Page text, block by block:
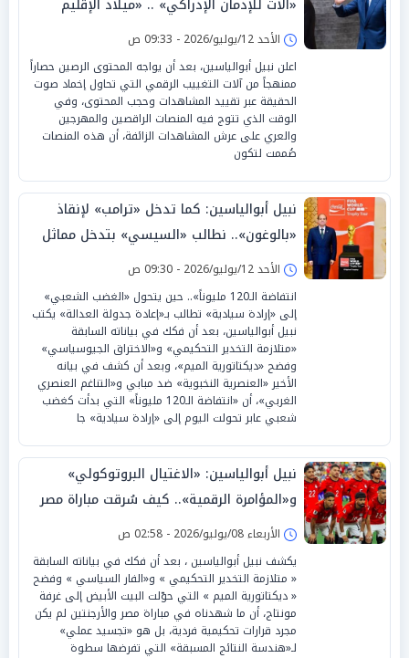
المحصن» الدوحة «تواجة العاصفة»
الأحد 12/يوليو/2026 - 09:33 ص
اعلن نبيل أبوالياسين، بعد أن يواجه المحتوى الرصين حصاراً
ممنهجاً من آلات التغييب الرقمي التي تحاول إخماد صوت
الحقيقة عبر تقييد المشاهدات وحجب المحتوى، وفي
الوقت الذي تتوج فيه المنصات الراقصين والمهرجين
والعري على عرش المشاهدات الزائفة، أن هذه المنصات
صُممت لتكون
نبيل أبوالياسين: كما تدخل «ترامب» لإنقاذ
«بالوغون».. نطالب «السيسي» بتدخل مماثل
لإعادة مباراة مصر
الأحد 12/يوليو/2026 - 09:30 ص
انتفاضة الـ120 مليوناً».. حين يتحول «الغضب الشعبي»
إلى «إرادة سيادية» تطالب بـ«إعادة جدولة العدالة» يكتب
نبيل أبوالياسين، بعد أن فكك في بياناته السابقة
«متلازمة التخدير التحكيمي» و«الاختراق الجيوسياسي»
وفضح «ديكتاتورية الميم»، وبعد أن كشف في بيانه
الأخير «العنصرية النخبوية» ضد مبابي و«التناغم العنصري
الغربي»، أن «انتفاضة الـ120 مليوناً» التي بدأت كغضب
شعبي عابر تحولت اليوم إلى «إرادة سيادية» جا
نبيل أبوالياسين: «الاغتيال البروتوكولي»
و«المؤامرة الرقمية».. كيف سُرقت مباراة مصر
وصُدم العالم؟
الأربعاء 08/يوليو/2026 - 02:58 ص
يكشف نبيل أبوالياسين ، بعد أن فكك في بياناته السابقة
« متلازمة التخدير التحكيمي » و«الفار السياسي » وفضح
« ديكتاتورية الميم » التي حوّلت البيت الأبيض إلى غرفة
مونتاج، أن ما شهدناه في مباراة مصر والأرجنتين لم يكن
مجرد قرارات تحكيمية فردية، بل هو «تجسيد عملي»
لـ«هندسة النتائج المسبقة» التي تفرضها سطوة